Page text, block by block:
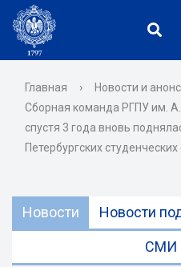
Главная › Новости и
Сборная команда РГПУ им.
спустя 3 года вновь
Петербургских
Новости Новости
СМИ